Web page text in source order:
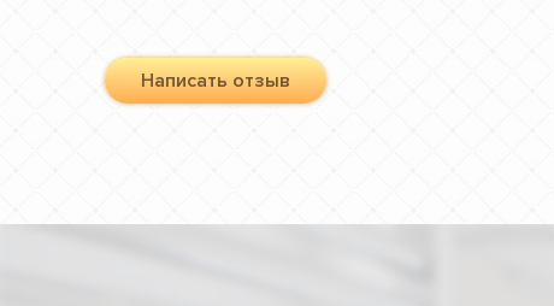
Написать отзыв